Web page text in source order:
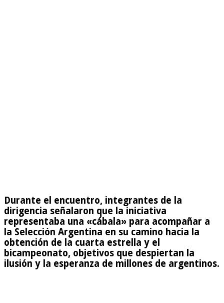
Durante el encuentro, integrantes de la
dirigencia señalaron que la iniciativa
representaba una «cábala» para acompañar a
la Selección Argentina en su camino hacia la
obtención de la cuarta estrella y el
bicampeonato, objetivos que despiertan la
ilusión y la esperanza de millones de argentinos.